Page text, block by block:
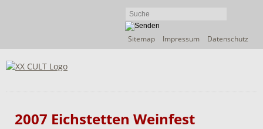
Navigation
Sitemap Impressum Datenschutz
2007 Eichstetten Weinfest